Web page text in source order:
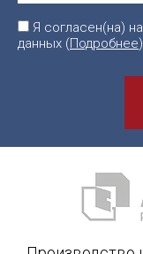
Я согласен(на)
данных (Подробнее)